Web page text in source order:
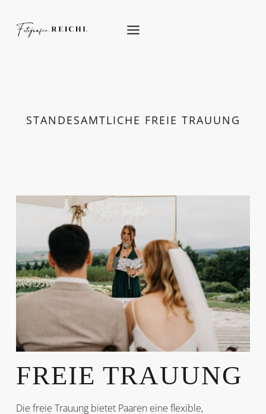
content
STANDESAMTLICHE FREIE TRAUUNG
FREIE TRAUUNG
Die freie Trauung bietet Paaren eine flexible,